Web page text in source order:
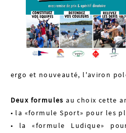
ergo et nouveauté, l'aviron
Deux formules au choix cette
• la «formule Sport» pour les
• la «formule Ludique»